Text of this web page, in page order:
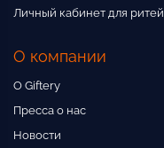
Личный кабинет для
О компании
О Giftery
Пресса о нас
Новости